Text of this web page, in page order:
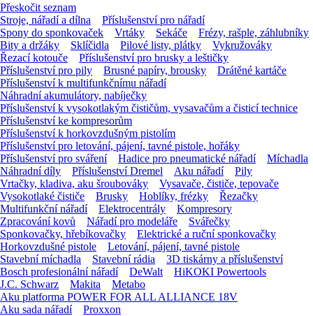
Přeskočit seznam
Stroje, nářadí a dílna
Příslušenství pro nářadí
Spony do sponkovaček
Vrtáky Sekáče
Frézy, rašple, záhlubníky
Bity a držáky
Sklíčidla Pilové listy, plátky
Vykružováky
Řezací kotouče
Příslušenství pro brusky a leštičky
Příslušenství pro pily
Brusné papíry, brousky
Drátěné kartáče
Příslušenství k multifunkčnímu nářadí
Náhradní akumulátory, nabíječky
Příslušenství k vysokotlakým čističům, vysavačům a čisticí technice
Příslušenství ke kompresorům
Příslušenství k horkovzdušným pistolím
Příslušenství pro letování, pájení, tavné pistole, hořáky
Příslušenství pro sváření
Hadice pro pneumatické nářadí
Míchadla
Náhradní díly
Příslušenství Dremel Aku nářadí
Pily
Vrtačky, kladiva, aku šroubováky
Vysavače, čističe, tepovače
Vysokotlaké čističe
Brusky Hoblíky, frézky
Řezačky
Multifunkční nářadí
Elektrocentrály
Kompresory
Zpracování kovů
Nářadí pro modeláře
Svářečky
Sponkovačky, hřebíkovačky
Elektrické a ruční sponkovačky
Horkovzdušné pistole
Letování, pájení, tavné pistole
Stavební míchadla
Stavební rádia
3D tiskárny a příslušenství
Bosch profesionální nářadí
DeWalt
HiKOKI Powertools
J.C. Schwarz
Makita
Metabo
Aku platforma POWER FOR ALL ALLIANCE 18V
Aku sada nářadí
Proxxon